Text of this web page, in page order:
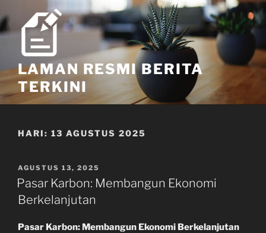
to
content
LAMAN RESMI BERITA
TERKINI
HARI: 13 AGUSTUS 2025
POSTED
ON
AGUSTUS 13, 2025
Pasar Karbon: Membangun Ekonomi
Berkelanjutan
Pasar Karbon: Membangun Ekonomi Berkelanjutan